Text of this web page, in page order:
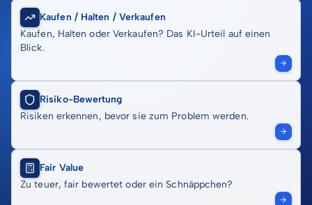
Kaufen / Halten / Verkaufen
Kaufen, Halten oder Verkaufen? Das KI-Urteil auf einen
Blick.
Risiko-Bewertung
Risiken erkennen, bevor sie zum Problem werden.
Fair Value
Zu teuer, fair bewertet oder ein Schnäppchen?